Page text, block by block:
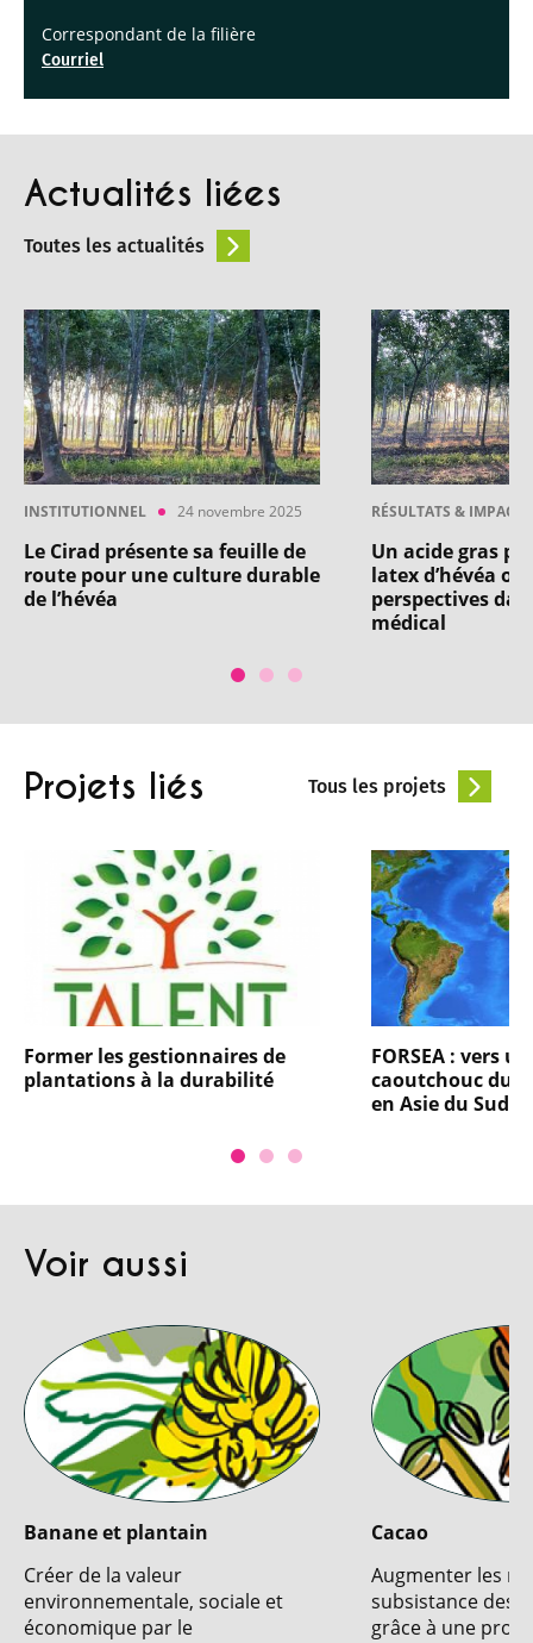
Correspondant de la filière
Courriel
Actualités liées
Toutes les actualités
INSTITUTIONNEL 24 novembre 2025
Le Cirad présente sa feuille de
route pour une culture durable
de l’hévéa
RÉSULTATS & IMPACT
Un acide gras
latex d’hévéa
perspectives
médical
Projets liés Tous les projets
Former les gestionnaires de
plantations à la durabilité
FORSEA : vers
caoutchouc
en Asie du Sud-
Voir aussi
Banane et plantain
Créer de la valeur
environnementale, sociale et
économique par le
Cacao
Augmenter les
subsistance des
grâce à une